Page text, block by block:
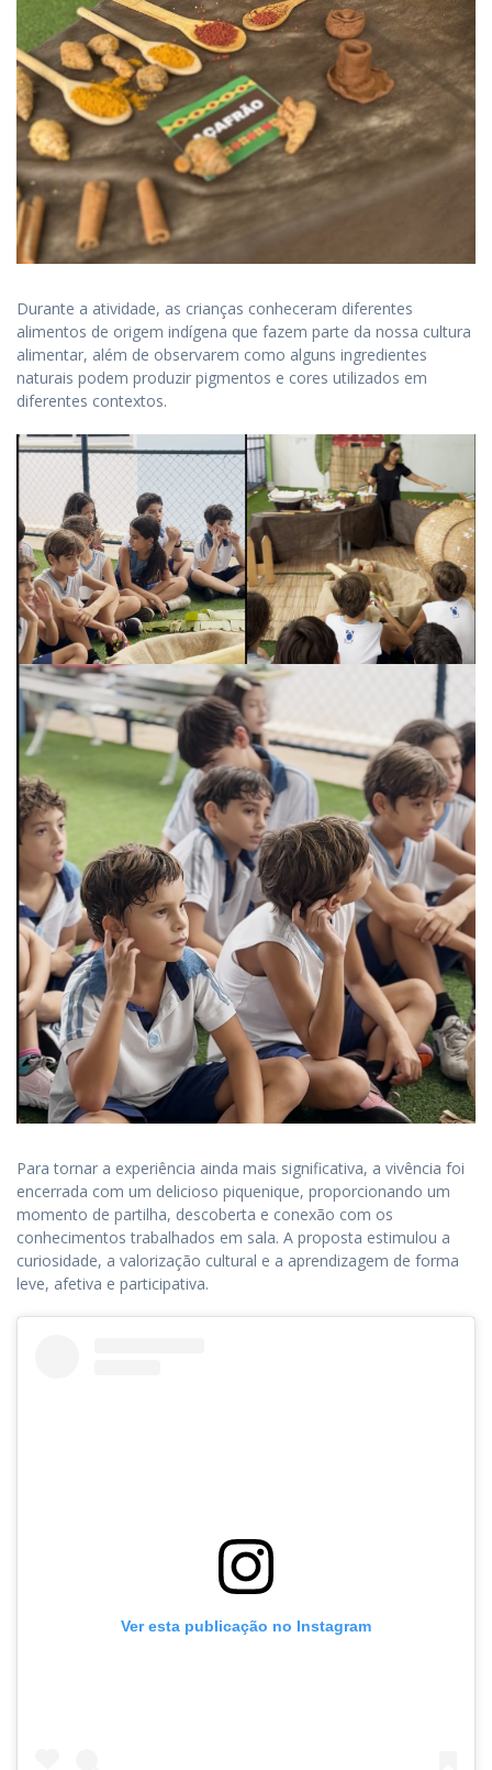
Durante a atividade, as crianças conheceram diferentes
alimentos de origem indígena que fazem parte da nossa cultura
alimentar, além de observarem como alguns ingredientes
naturais podem produzir pigmentos e cores utilizados em
diferentes contextos.
Para tornar a experiência ainda mais significativa, a vivência foi
encerrada com um delicioso piquenique, proporcionando um
momento de partilha, descoberta e conexão com os
conhecimentos trabalhados em sala. A proposta estimulou a
curiosidade, a valorização cultural e a aprendizagem de forma
leve, afetiva e participativa.
Ver esta publicação no Instagram